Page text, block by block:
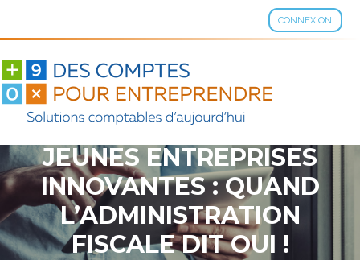
CONNEXION
Aller
contenu
JEUNES ENTREPRISES
INNOVANTES : QUAND
L’ADMINISTRATION
FISCALE DIT OUI !